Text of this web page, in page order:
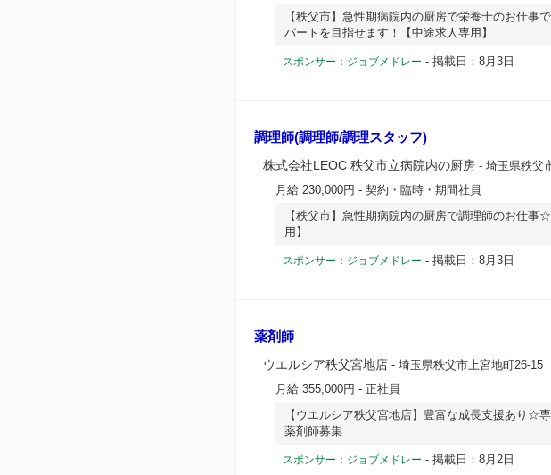
【秩父市】急性期病院内の厨房で栄養士のお仕
パートを目指せます！【中途求人専用】
スポンサー：ジョブメドレー - 掲載日：8月3日
調理師(調理師/調理スタッフ)
株式会社LEOC 秩父市立病院内の厨房 - 埼玉県秩父
月給 230,000円 - 契約・臨時・期間社員
【秩父市】急性期病院内の厨房で調理師のお仕
用】
スポンサー：ジョブメドレー - 掲載日：8月3日
薬剤師
ウエルシア秩父宮地店 - 埼玉県秩父市上宮地町26-15
月給 355,000円 - 正社員
【ウエルシア秩父宮地店】豊富な成長支援あり☆
薬剤師募集
スポンサー：ジョブメドレー - 掲載日：8月2日